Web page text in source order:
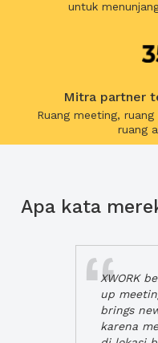
untuk
Mitra partner
Ruang meeting,
ruang
Apa kata
XWORK
up
brings
karena